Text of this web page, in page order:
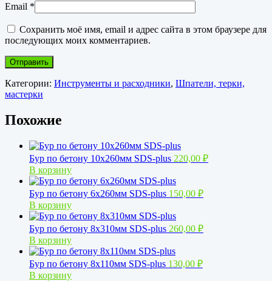
Email *
Сохранить моё имя, email и адрес сайта в этом браузере для
последующих моих комментариев.
Категории: Инструменты и расходники, Шпатели, терки,
мастерки
Похожие
Бур по бетону 10х260мм SDS-plus 220,00 ₽
В корзину
Бур по бетону 6х260мм SDS-plus 150,00 ₽
В корзину
Бур по бетону 8х310мм SDS-plus 260,00 ₽
В корзину
Бур по бетону 8х110мм SDS-plus 130,00 ₽
В корзину